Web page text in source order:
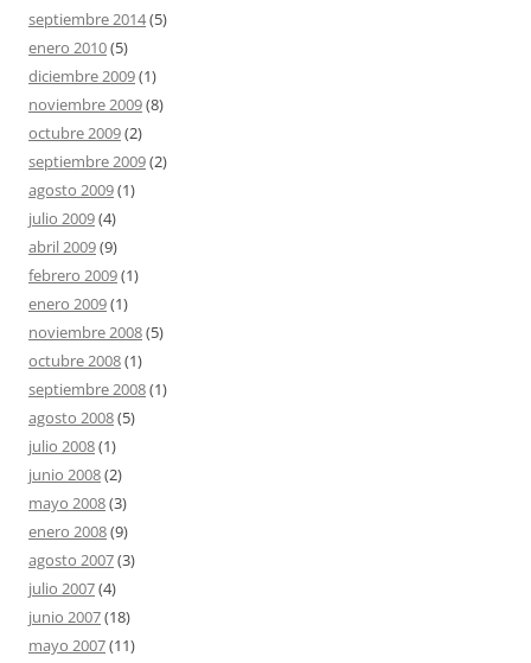
septiembre 2014(5)
enero 2010(5)
diciembre 2009(1)
noviembre 2009(8)
octubre 2009(2)
septiembre 2009(2)
agosto 2009(1)
julio 2009(4)
abril 2009(9)
febrero 2009(1)
enero 2009(1)
noviembre 2008(5)
octubre 2008(1)
septiembre 2008(1)
agosto 2008(5)
julio 2008(1)
junio 2008(2)
mayo 2008(3)
enero 2008(9)
agosto 2007(3)
julio 2007(4)
junio 2007(18)
mayo 2007(11)